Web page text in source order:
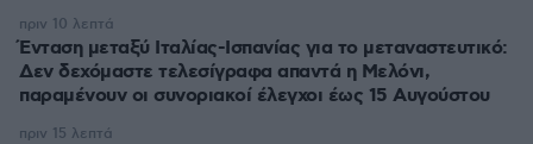
Ένταση μεταξύ Ιταλίας-Ισπανίας για το μεταναστευτικό:
Δεν δεχόμαστε τελεσίγραφα απαντά η Μελόνι,
παραμένουν οι συνοριακοί έλεγχοι έως 15 Αυγούστου
πριν 10 λεπτά
πριν 15 λεπτά